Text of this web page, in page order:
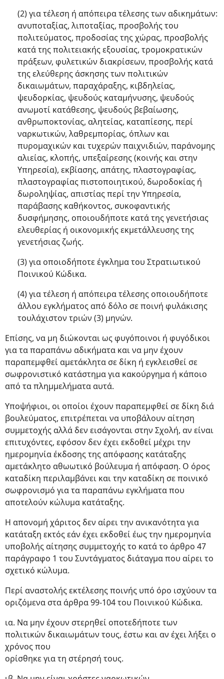
(2) για τέλεση ή απόπειρα τέλεσης των αδικημάτων:
ανυποταξίας, λιποταξίας, προσβολής του
πολιτεύματος, προδοσίας της χώρας, προσβολής
κατά της πολιτειακής εξουσίας, τρομοκρατικών
πράξεων, φυλετικών διακρίσεων, προσβολής κατά
της ελεύθερης άσκησης των πολιτικών
δικαιωμάτων, παραχάραξης, κιβδηλείας,
ψευδορκίας, ψευδούς καταμήνυσης, ψευδούς
ανωμοτί κατάθεσης, ψευδούς βεβαίωσης,
ανθρωποκτονίας, αλητείας, καταπίεσης, περί
ναρκωτικών, λαθρεμπορίας, όπλων και
πυρομαχικών και τυχερών παιχνιδιών, παράνομης
αλιείας, κλοπής, υπεξαίρεσης (κοινής και στην
Υπηρεσία), εκβίασης, απάτης, πλαστογραφίας,
πλαστογραφίας πιστοποιητικού, δωροδοκίας ή
δωροληψίας, απιστίας περί την Υπηρεσία,
παράβασης καθήκοντος, συκοφαντικής
δυσφήμησης, οποιουδήποτε κατά της γενετήσιας
ελευθερίας ή οικονομικής εκμετάλλευσης της
γενετήσιας ζωής.
(3) για οποιοδήποτε έγκλημα του Στρατιωτικού
Ποινικού Κώδικα.
(4) για τέλεση ή απόπειρα τέλεσης οποιουδήποτε
άλλου εγκλήματος από δόλο σε ποινή φυλάκισης
τουλάχιστον τριών (3) μηνών.
Επίσης, να μη διώκονται ως φυγόποινοι ή φυγόδικοι
για τα παραπάνω αδικήματα και να μην έχουν
παραπεμφθεί αμετάκλητα σε δίκη ή εγκλεισθεί σε
σωφρονιστικό κατάστημα για κακούργημα ή κάποιο
από τα πλημμελήματα αυτά.
Υποψήφιοι, οι οποίοι έχουν παραπεμφθεί σε δίκη διά
βουλεύματος, επιτρέπεται να υποβάλουν αίτηση
συμμετοχής αλλά δεν εισάγονται στην Σχολή, αν είναι
επιτυχόντες, εφόσον δεν έχει εκδοθεί μέχρι την
ημερομηνία έκδοσης της απόφασης κατάταξης
αμετάκλητο αθωωτικό βούλευμα ή απόφαση. Ο όρος
καταδίκη περιλαμβάνει και την καταδίκη σε ποινικό
σωφρονισμό για τα παραπάνω εγκλήματα που
αποτελούν κώλυμα κατάταξης.
Η απονομή χάριτος δεν αίρει την ανικανότητα για
κατάταξη εκτός εάν έχει εκδοθεί έως την ημερομηνία
υποβολής αίτησης συμμετοχής το κατά το άρθρο 47
παράγραφο 1 του Συντάγματος διάταγμα που αίρει το
σχετικό κώλυμα.
Περί αναστολής εκτέλεσης ποινής υπό όρο ισχύουν τα
οριζόμενα στα άρθρα 99-104 του Ποινικού Κώδικα.
ια. Να μην έχουν στερηθεί οποτεδήποτε των
πολιτικών δικαιωμάτων τους, έστω και αν έχει λήξει ο
χρόνος που
ορίσθηκε για τη στέρησή τους.